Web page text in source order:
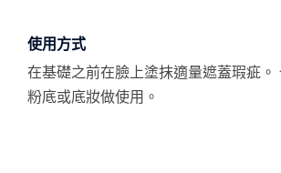
使用方式
在基礎之前在臉上塗抹適量遮蓋瑕疵。
粉底或底妝做使用。